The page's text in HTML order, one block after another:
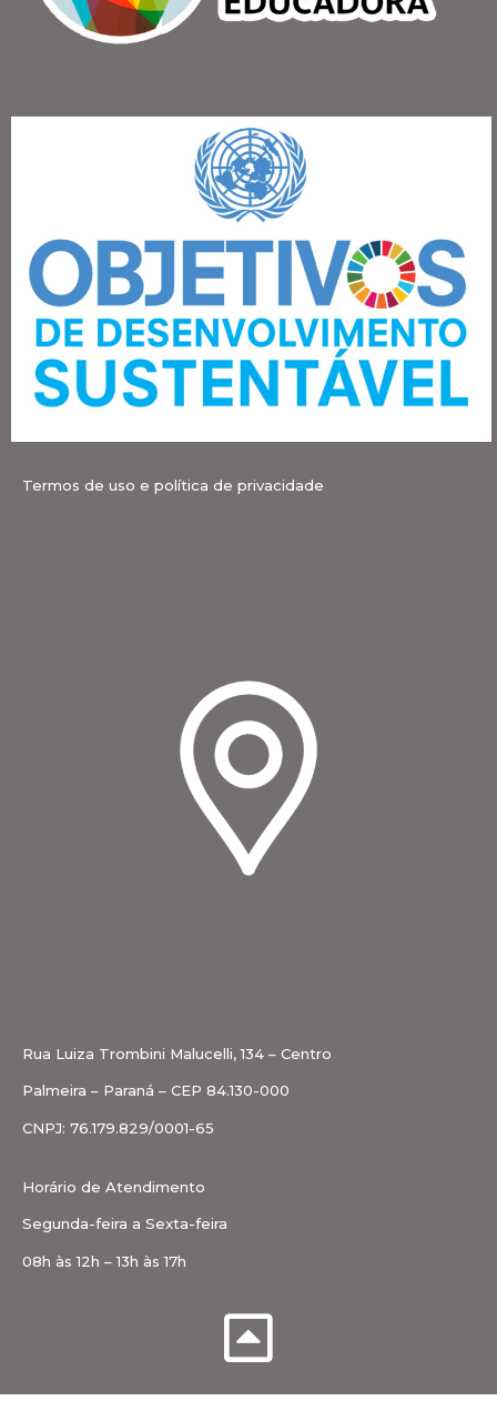
Termos de uso e política de privacidade
Rua Luiza Trombini Malucelli, 134 – Centro
Palmeira – Paraná – CEP 84.130-000
CNPJ: 76.179.829/0001-65
Horário de Atendimento
Segunda-feira a Sexta-feira
08h às 12h – 13h às 17h